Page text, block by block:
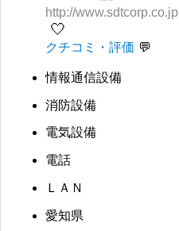
http://www.sdtcorp.co.jp
🤍
クチコミ・評価
情報通信設備
消防設備
電気設備
電話
ＬＡＮ
愛知県